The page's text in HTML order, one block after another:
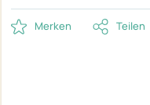
Merken Teilen